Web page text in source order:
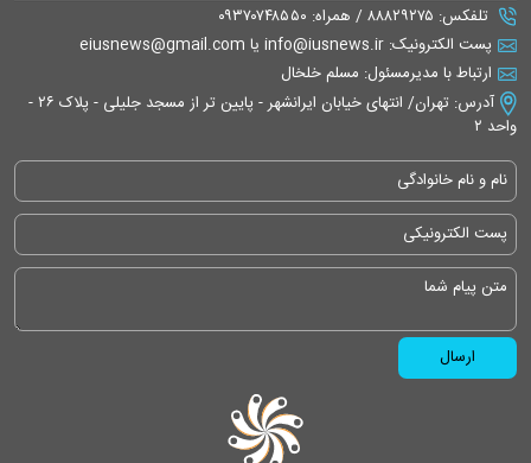
تلفکس: ۸۸۸۲۹۲۷۵ / همراه: ۰۹۳۷۰۷۴۸۵۵۰
پست الکترونیک: info@iusnews.ir یا eiusnews@gmail.com
ارتباط با مدیرمسئول: مسلم خلخال
آدرس: تهران/ انتهای خیابان ایرانشهر - پایین تر از مسجد جلیلی - پلاک ۲۶ -
واحد ۲